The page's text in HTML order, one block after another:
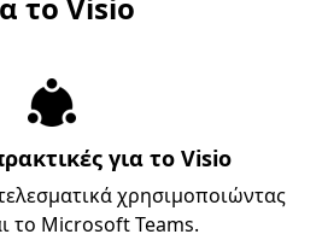
το Visio
για το Visio
χρησιμοποιώντας
το Microsoft Teams.